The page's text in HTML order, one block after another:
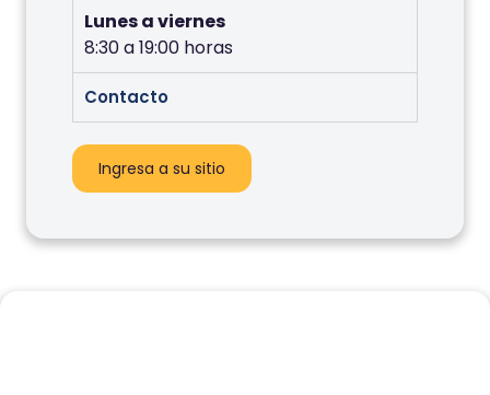
Lunes a viernes
8:30 a 19:00 horas
Contacto
Ingresa a su sitio